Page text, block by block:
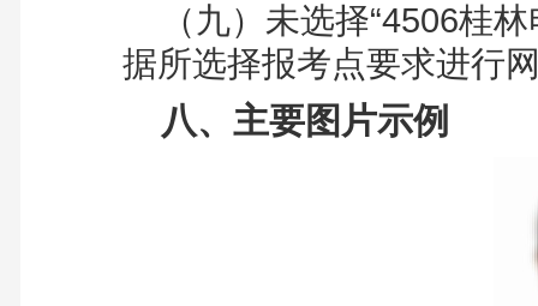
（九） 未选择“4506桂
据所选择报考点要求进行
八、主要图片示例